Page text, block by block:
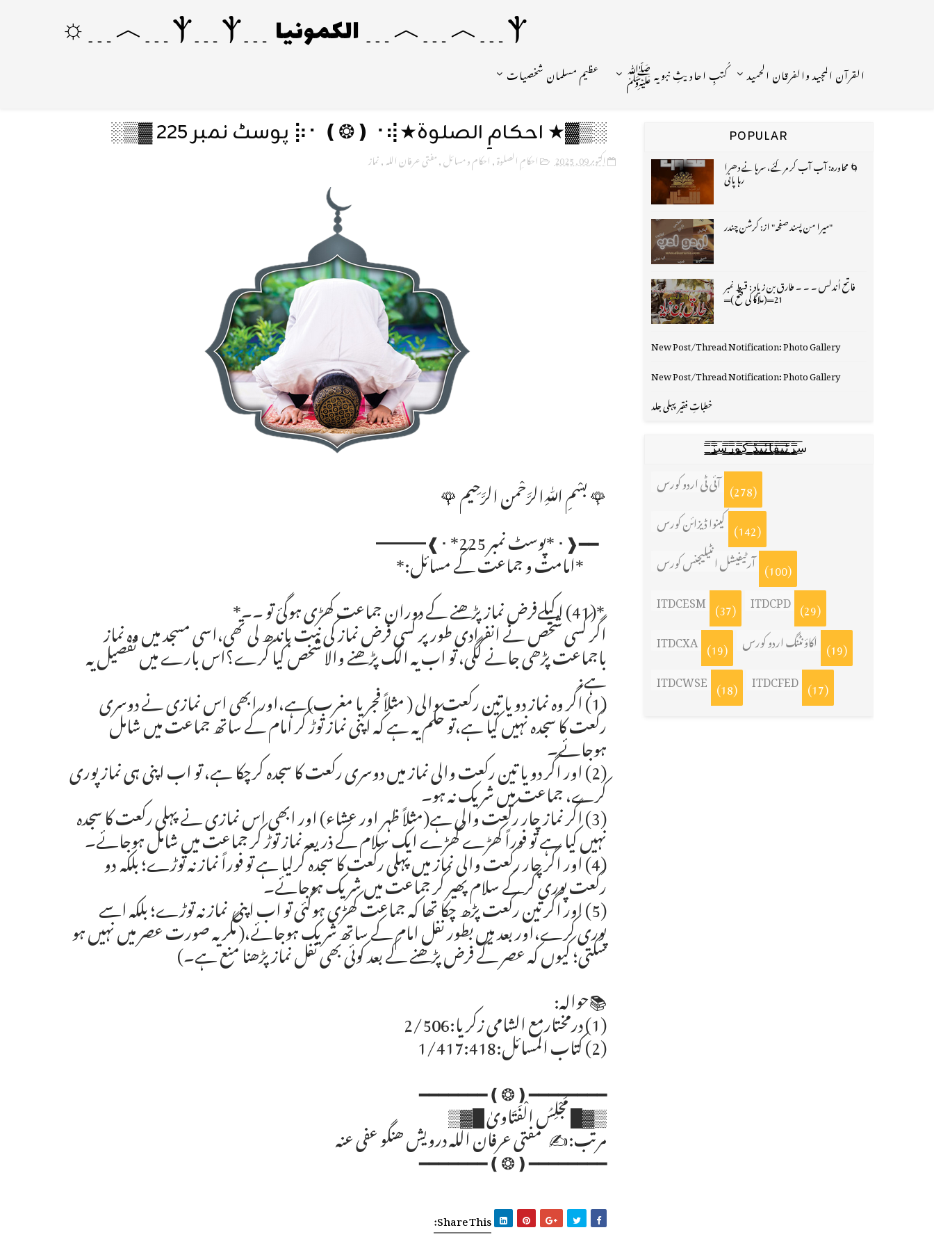
Ⲯ﹍︿﹍︿﹍ الکمونیا ﹍Ⲯ﹍Ⲯ﹍︿﹍☼
القرآن المجید والفرقان الحمید کُتبِ احادیثِ نبویہ ﷺ عظیم مسلمان شخصیات
░▒▓★ احکامِ الصلوة★⡷⠂❪❂❫⠐⢾ پوسٹ نمبر 225 ▓▒░
اکتوبر 09, 2025 احکامِ الصلوة,احکام و مسائل,مفتی عرفان اللہ,نماز
🌹 بسْمِ ﷲِالرَّحْمن الرَّحِيم 🌹
━━❰･ *پوسٹ نمبر 225* ･❱━━━
*امامت و جماعت کے مسائل:*
*(41) اکیلےفرض نماز پڑھنے کے دوران جماعت کھڑی ہوگئ تو ۔۔*
اگر کسی شخص نے انفرادی طور پر کسی فرض نماز کی نیت باندھ لی تھی،اسی مسجد میں وہ نماز
باجماعت پڑھی جانے لگی، تو اب یہ الگ پڑھنے والا شخص کیا کرے؟اس بارے میں تفصیل یہ
ہے:
(1) اگر وہ نماز دو یا تین رکعت والی ( مثلاً فجر یا مغرب)ہے،اور ابھی اس نمازی نے دوسری
رکعت کا سجدہ نہیں کیا ہے،تو حکم یہ ہے کہ اپنی نماز توڑ کر امام کے ساتھ جماعت میں شامل
ہوجائے۔
(2) اور اگر دو یا تین رکعت والی نماز میں دوسری رکعت کا سجدہ کرچکا ہے، تو اب اپنی ہی نماز پوری
کرے، جماعت میں شریک نہ ہو۔
(3) اگر نماز چار رکعت والی ہے(مثلاً ظہر اور عشاء) اور ابھی اس نمازی نے پہلی رکعت کا سجدہ
نہیں کیا ہے تو فوراً کھڑے کھڑے ایک سلام کے ذریعہ نماز توڑ کر جماعت میں شامل ہوجائے۔
(4) اور اگر چار رکعت والی نماز میں پہلی رکعت کا سجدہ کرلیا ہے تو فوراً نماز نہ توڑے؛ بلکہ دو
رکعت پوری کرکے سلام پھیر کر جماعت میں شریک ہوجائے۔
(5) اور اگر تین رکعت پڑھ چکا تھا کہ جماعت کھڑی ہوگئی تو اب اپنی نماز نہ توڑے؛ بلکہ اسے
پوری کرے،اور بعد میں بطور نفل امام کے ساتھ شریک ہوجائے،( مگر یہ صورت عصر میں نہیں ہو
سکتی؛ کیوں کہ عصر کے فرض پڑھنے کے بعد کوئی بھی نفل نماز پڑھنا منع ہے۔)
📚حوالہ:
(1) درمختارمع الشامی زکریا:2/506
(2) کتاب المسائل:1/417:418
ــــــــــــــــــــــــــــــــــــــــــــ
━━━━━━━━❪❂❫━━━━━━━
▒▓█ مَجْلِسُ الْفَتَاویٰ █▓▒
مرتب:✍ مفتی عرفان اللہ درویش ھنگو عفی عنہ
━━━━━━━━❪❂❫━━━━━━━
Share This:
POPULAR
🌀 محاورہ: آب آب کر مر گئے، سرہانے دھرا
رہا پانی
"میرا من پسند صفحہ" از: کرشن چندر
فاتح اُندلس ۔ ۔ ۔ طارق بن زیاد : قسط نمبر
21═(ملاگا کی فتح )═
New Post/Thread Notification: Photo Gallery
New Post/Thread Notification: Photo Gallery
خطباتِ فقیر پہلی جلد
س̳̿͟͞ر̳̿͟͞ٹ̳̿͟͞ی̳̿͟͞ف̳̿͟͞ا̳̿͟͞ي̳̳̿ٔ̿͟͟͞͞ی̳̿͟͞ڈ̳̿͟͞ ̳̿͟͞ک̳̿͟͞و̳̿͟͞ر̳̿͟͞س̳̿͟͞ز̳̿͟͞
آئی ٹی اردو کورس (278)
کینوا ڈیزائن کورس (142)
آرٹیفیشل انٹیلیجنس کورس (100)
ITDCESM (37) ITDCPD (29)
ITDCXA (19) اکاؤنٹنگ اردو کورس (19)
ITDCWSE (18) ITDCFED (17)